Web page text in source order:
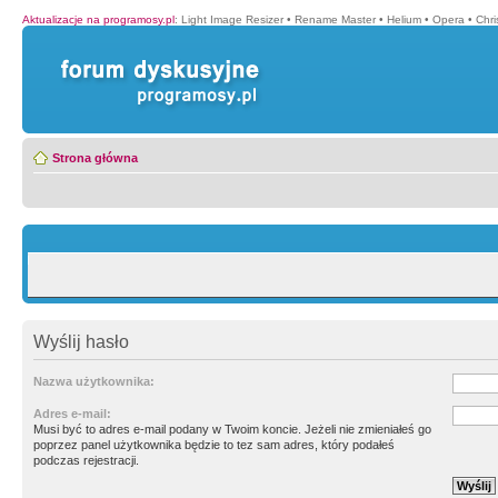
Aktualizacje na programosy.pl: Light Image Resizer • Rename Master • Helium • Opera •
Strona główna
Wyślij hasło
Nazwa użytkownika:
Adres e-mail:
Musi być to adres e-mail podany w Twoim koncie. Jeżeli nie zmieniałeś go
poprzez panel użytkownika będzie to tez sam adres, który podałeś
podczas rejestracji.